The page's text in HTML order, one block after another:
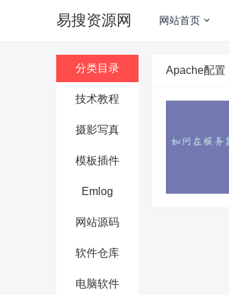
易搜资源网 网站首页
分类目录
技术教程
摄影写真
模板插件
Emlog
网站源码
软件仓库
电脑软件
Apache配置